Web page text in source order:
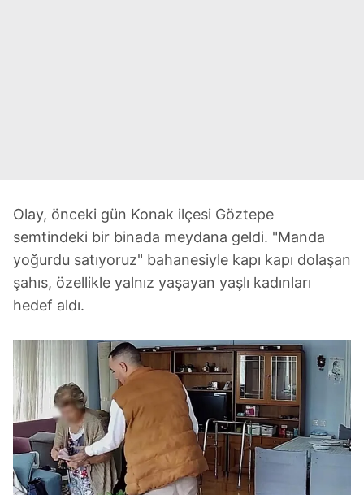
Olay, önceki gün Konak ilçesi Göztepe
semtindeki bir binada meydana geldi. "Manda
yoğurdu satıyoruz" bahanesiyle kapı kapı dolaşan
şahıs, özellikle yalnız yaşayan yaşlı kadınları
hedef aldı.